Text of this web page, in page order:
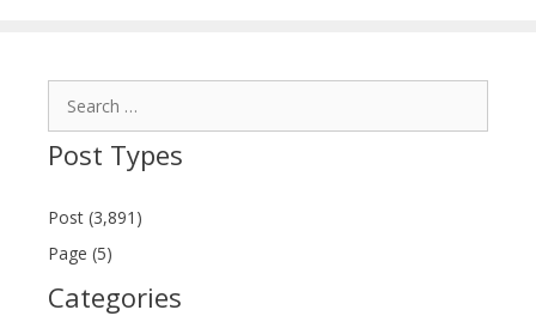
Post Types
Post (3,891)
Page (5)
Categories